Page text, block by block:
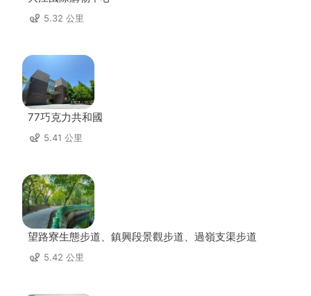
5.32 公里
77巧克力共和國
5.41 公里
望路寮生態步道、鎮興段景觀步道、過嶺支渠步道
5.42 公里